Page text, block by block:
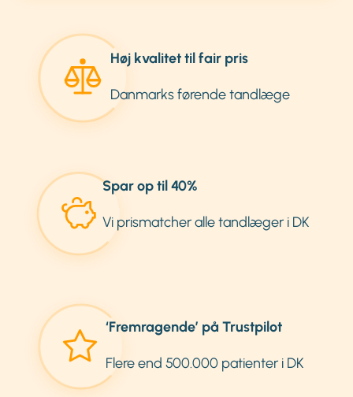
Høj kvalitet til fair pris
Danmarks førende tandlæge
Spar op til 40%
Vi prismatcher alle tandlæger i DK
‘Fremragende’ på Trustpilot
Flere end 500.000 patienter i DK